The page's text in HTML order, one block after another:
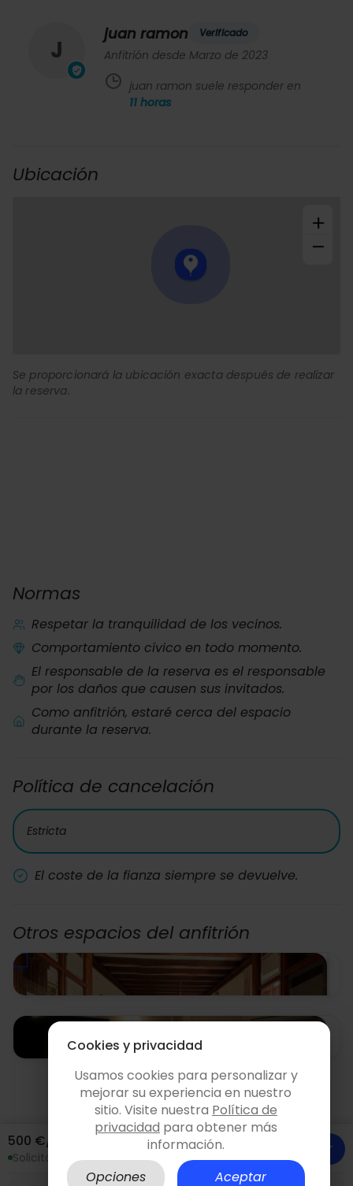
J
juan ramon Verificado
Anfitrión desde Marzo de 2023
juan ramon suele responder en
11 horas
Ubicación
+
−
Se proporcionará la ubicación exacta después de realizar
la reserva.
Normas
Respetar la tranquilidad de los vecinos.
Comportamiento cívico en todo momento.
El responsable de la reserva es el responsable
por los daños que causen sus invitados.
Como anfitrión, estaré cerca del espacio
durante la reserva.
Política de cancelación
Estricta
El coste de la fianza siempre se devuelve.
Otros espacios del anfitrión
Salón Virrey
Sencelles - Islas Baleares
180.00 €/h
500 €/hora
Solicita sin compromiso Consultar y reservar
Cookies y privacidad
Usamos cookies para personalizar y
mejorar su experiencia en nuestro
sitio. Visite nuestra Política de
privacidad para obtener más
información.
Opciones
Aceptar